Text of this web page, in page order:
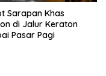
Sarapan Khas
di Jalur Keraton
Pasar Pagi